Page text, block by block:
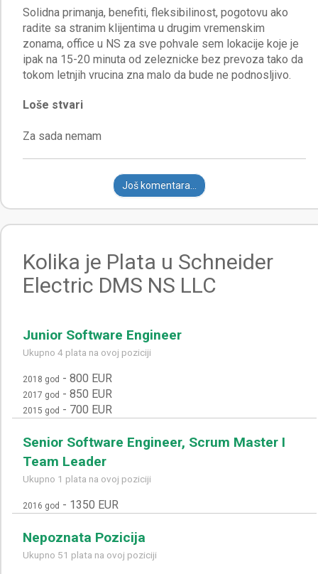
Solidna primanja, benefiti, fleksibilinost, pogotovu ako
radite sa stranim klijentima u drugim vremenskim
zonama, office u NS za sve pohvale sem lokacije koje je
ipak na 15-20 minuta od zeleznicke bez prevoza tako da
Loše stvari
Još komentara...
Kolika je Plata u Schneider
Electric DMS NS LLC
Junior Software Engineer
Ukupno 4 plata na ovoj poziciji
2018 god - 800 EUR
2017 god - 850 EUR
2015 god - 700 EUR
Senior Software Engineer, Scrum Master I
Team Leader
Ukupno 1 plata na ovoj poziciji
2016 god - 1350 EUR
Nepoznata Pozicija
Ukupno 51 plata na ovoj poziciji